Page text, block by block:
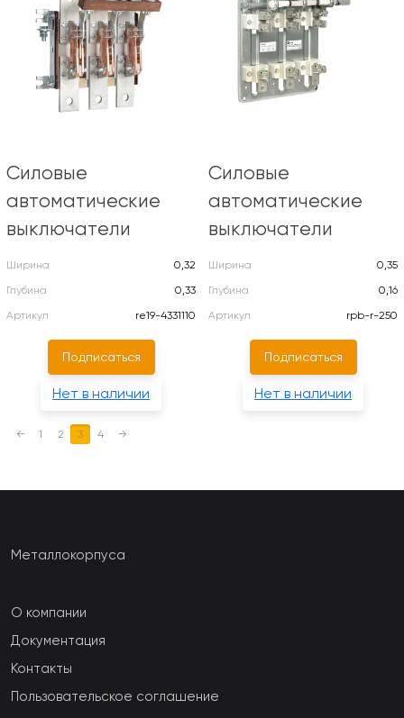
Силовые
автоматические
выключатели
Ширина
0,32
Глубина
0,33
Артикул
re19-4331110
Подписаться
Нет в наличии
Силовые
автоматические
выключатели
Ширина
0,35
Глубина
0,16
Артикул
rpb-r-250
Подписаться
Нет в наличии
← 1 2 3 4 →
Металлокорпуса
О компании
Документация
Контакты
Пользовательское соглашение